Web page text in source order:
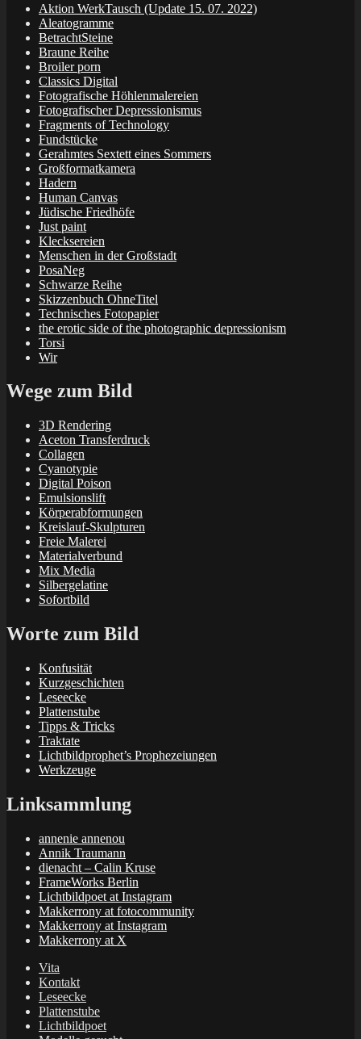
Aktion WerkTausch (Update 15. 07. 2022)
Aleatogramme
BetrachtSteine
Braune Reihe
Broiler porn
Classics Digital
Fotografische Höhlenmalereien
Fotografischer Depressionismus
Fragments of Technology
Fundstücke
Gerahmtes Sextett eines Sommers
Großformatkamera
Hadern
Human Canvas
Jüdische Friedhöfe
Just paint
Klecksereien
Menschen in der Großstadt
PosaNeg
Schwarze Reihe
Skizzenbuch OhneTitel
Technisches Fotopapier
the erotic side of the photographic depressionism
Torsi
Wir
Wege zum Bild
3D Rendering
Aceton Transferdruck
Collagen
Cyanotypie
Digital Poison
Emulsionslift
Körperabformungen
Kreislauf-Skulpturen
Freie Malerei
Materialverbund
Mix Media
Silbergelatine
Sofortbild
Worte zum Bild
Konfusität
Kurzgeschichten
Leseecke
Plattenstube
Tipps & Tricks
Traktate
Lichtbildprophet’s Prophezeiungen
Werkzeuge
Linksammlung
annenie annenou
Annik Traumann
dienacht – Calin Kruse
FrameWorks Berlin
Lichtbildpoet at Instagram
Makkerrony at fotocommunity
Makkerrony at Instagram
Makkerrony at X
Vita
Kontakt
Leseecke
Plattenstube
Lichtbildpoet